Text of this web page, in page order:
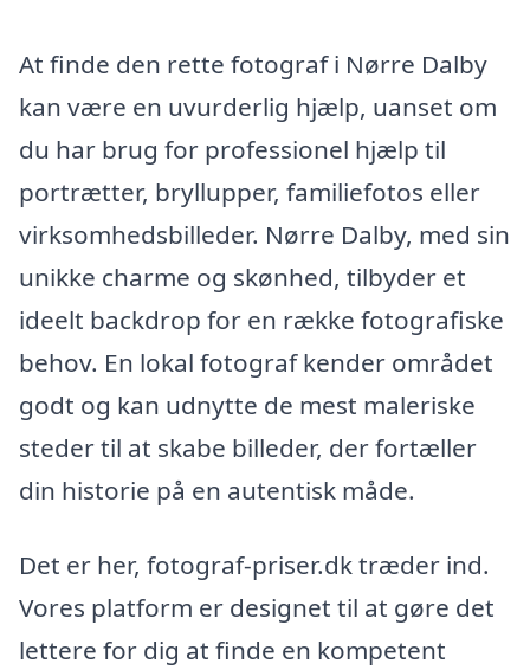
At finde den rette fotograf i Nørre Dalby
kan være en uvurderlig hjælp, uanset om
du har brug for professionel hjælp til
portrætter, bryllupper, familiefotos eller
virksomhedsbilleder. Nørre Dalby, med sin
unikke charme og skønhed, tilbyder et
ideelt backdrop for en række fotografiske
behov. En lokal fotograf kender området
godt og kan udnytte de mest maleriske
steder til at skabe billeder, der fortæller
din historie på en autentisk måde.
Det er her, fotograf-priser.dk træder ind.
Vores platform er designet til at gøre det
lettere for dig at finde en kompetent